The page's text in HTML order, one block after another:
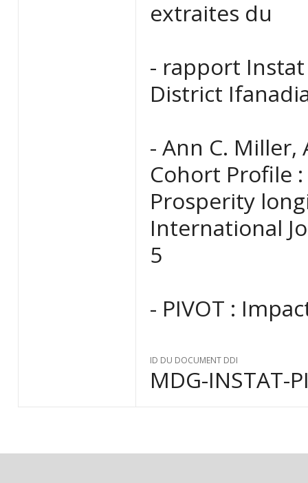
extraites du
- rapport Instat
District
- Ann C. Miller,
Cohort Profile
Prosperity
International
5
- PIVOT :
ID DU DOCUMENT DDI
MDG-INSTAT-